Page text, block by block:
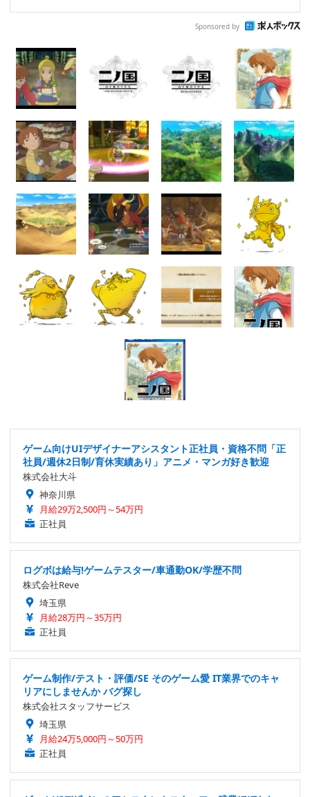
Sponsored by
ゲーム向けUIデザイナーアシスタント正社員・資格不問「正
社員/週休2日制/育休実績あり」アニメ・マンガ好き歓迎
株式会社大斗
神奈川県
月給29万2,500円～54万円
正社員
ログボは給与!ゲームテスター/車通勤OK/学歴不問
株式会社Reve
埼玉県
月給28万円～35万円
正社員
ゲーム制作/テスト・評価/SE そのゲーム愛 IT業界でのキャ
リアにしませんか バグ探し
株式会社スタッフサービス
埼玉県
月給24万5,000円～50万円
正社員